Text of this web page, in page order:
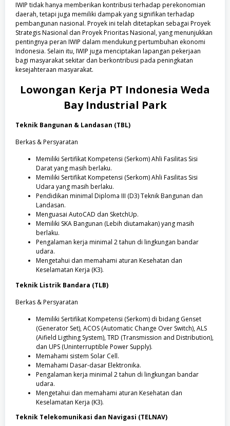
IWIP tidak hanya memberikan kontribusi terhadap perekonomian
daerah, tetapi juga memiliki dampak yang signifikan terhadap
pembangunan nasional. Proyek ini telah ditetapkan sebagai Proyek
Strategis Nasional dan Proyek Prioritas Nasional, yang menunjukkan
pentingnya peran IWIP dalam mendukung pertumbuhan ekonomi
Indonesia. Selain itu, IWIP juga menciptakan lapangan pekerjaan
bagi masyarakat sekitar dan berkontribusi pada peningkatan
kesejahteraan masyarakat.
Lowongan Kerja PT Indonesia Weda
Bay Industrial Park
Teknik Bangunan & Landasan (TBL)
Berkas & Persyaratan
Memiliki Sertifikat Kompetensi (Serkom) Ahli Fasilitas Sisi
Darat yang masih berlaku.
Memiliki Sertifikat Kompetensi (Serkom) Ahli Fasilitas Sisi
Udara yang masih berlaku.
Pendidikan minimal Diploma III (D3) Teknik Bangunan dan
Landasan.
Menguasai AutoCAD dan SketchUp.
Memiliki SKA Bangunan (Lebih diutamakan) yang masih
berlaku.
Pengalaman kerja minimal 2 tahun di lingkungan bandar
udara.
Mengetahui dan memahami aturan Kesehatan dan
Keselamatan Kerja (K3).
Teknik Listrik Bandara (TLB)
Berkas & Persyaratan
Memiliki Sertifikat Kompetensi (Serkom) di bidang Genset
(Generator Set), ACOS (Automatic Change Over Switch), ALS
(Aifield Ligthing System), TRD (Transmission and Distribution),
dan UPS (Uninterruptible Power Supply).
Memahami sistem Solar Cell.
Memahami Dasar-dasar Elektronika.
Pengalaman kerja minimal 2 tahun di lingkungan bandar
udara.
Mengetahui dan memahami aturan Kesehatan dan
Keselamatan Kerja (K3).
Teknik Telekomunikasi dan Navigasi (TELNAV)